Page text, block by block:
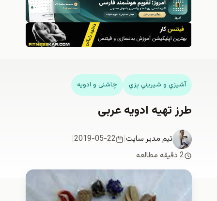
آشپزي و شيريني پزي چاشنی و ادویه
طرز تهیه ادویه عربی
تیم مدیر سایت|
2019-05-22
|
2 دقیقه مطالعه